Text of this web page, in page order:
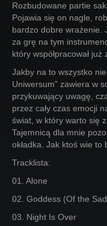
Rozbudowane partie
Pojawia się on nagle,
bardzo dobre wrażenie.
za grę na tym
który współpracował już
Jakby na to wszystko
Uniwersum” zawiera w
przykuwający uwagę,
przez cały czas emocji
świat, w który warto się
Tajemnicą dla mnie
okładka. Jak ktoś wie to
Tracklista:
01. Alone
02. Goddess (Of the
03. Night Is Over